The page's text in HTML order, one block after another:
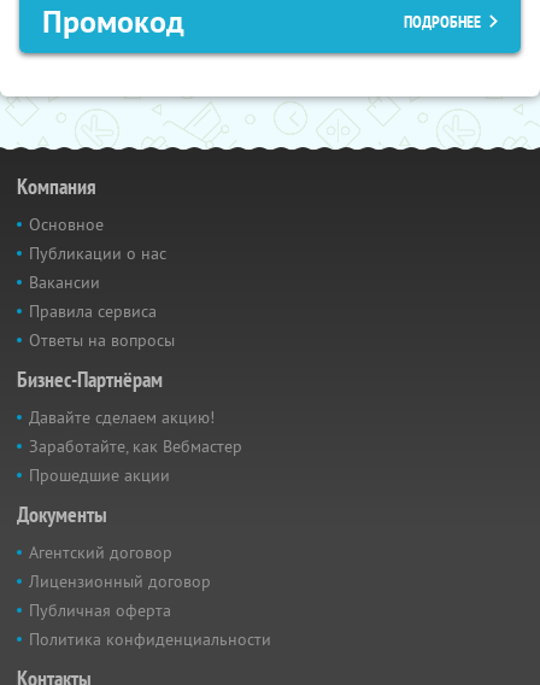
Промокод ПОДРОБНЕЕ
Компания
Основное
Публикации о нас
Вакансии
Правила сервиса
Ответы на вопросы
Бизнес-Партнёрам
Давайте сделаем акцию!
Заработайте, как Вебмастер
Прошедшие акции
Документы
Агентский договор
Лицензионный договор
Публичная оферта
Политика конфиденциальности
Контакты